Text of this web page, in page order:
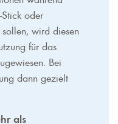
oder
wird diesen
für das
Bei
dann gezielt
als